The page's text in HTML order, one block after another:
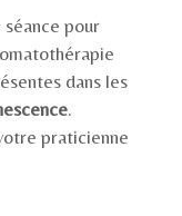
pour
dans les
.
praticienne